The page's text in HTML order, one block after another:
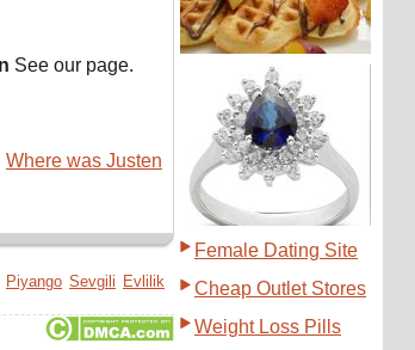
See our page.
Where was Justen
Piyango Sevgili Evlilik
Female Dating Site
Cheap Outlet Stores
Weight Loss Pills